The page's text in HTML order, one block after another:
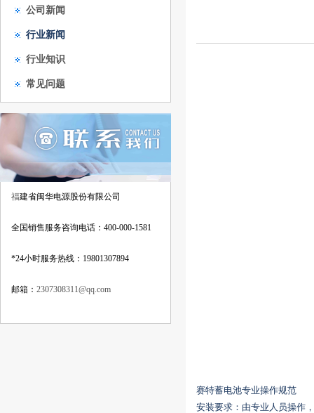
公司新闻
行业新闻
行业知识
常见问题
福建省闽华电源股份有限公司
全国销售服务咨询电话：400-000-1581
*24小时服务热线：19801307894
邮箱： 2307308311@qq.com
赛特蓄电池专业操作规范
安装要求‌：由专业人员操作